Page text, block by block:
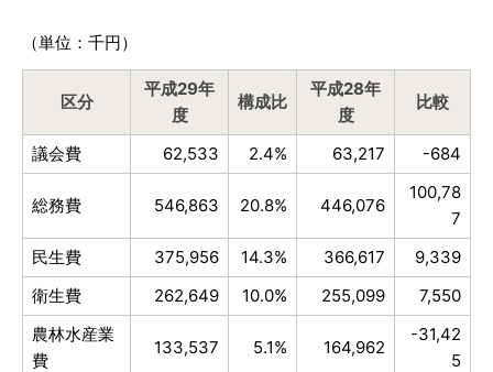
（単位：千円）
区分
平成29年
度
構成比
平成28年
度
比較
議会費 62,533 2.4% 63,217 -684
総務費 546,863 20.8% 446,076
100,78
7
民生費
375,956 14.3% 366,617
9,339
衛生費
262,649 10.0% 255,099
7,550
農林水産業
費
133,537 5.1% 164,962
-31,42
5